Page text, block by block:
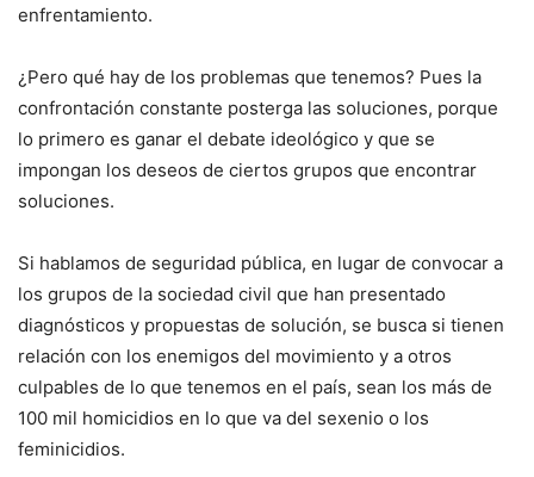
enfrentamiento.
¿Pero qué hay de los problemas que tenemos? Pues la
confrontación constante posterga las soluciones, porque
lo primero es ganar el debate ideológico y que se
impongan los deseos de ciertos grupos que encontrar
soluciones.
Si hablamos de seguridad pública, en lugar de convocar a
los grupos de la sociedad civil que han presentado
diagnósticos y propuestas de solución, se busca si tienen
relación con los enemigos del movimiento y a otros
culpables de lo que tenemos en el país, sean los más de
100 mil homicidios en lo que va del sexenio o los
feminicidios.